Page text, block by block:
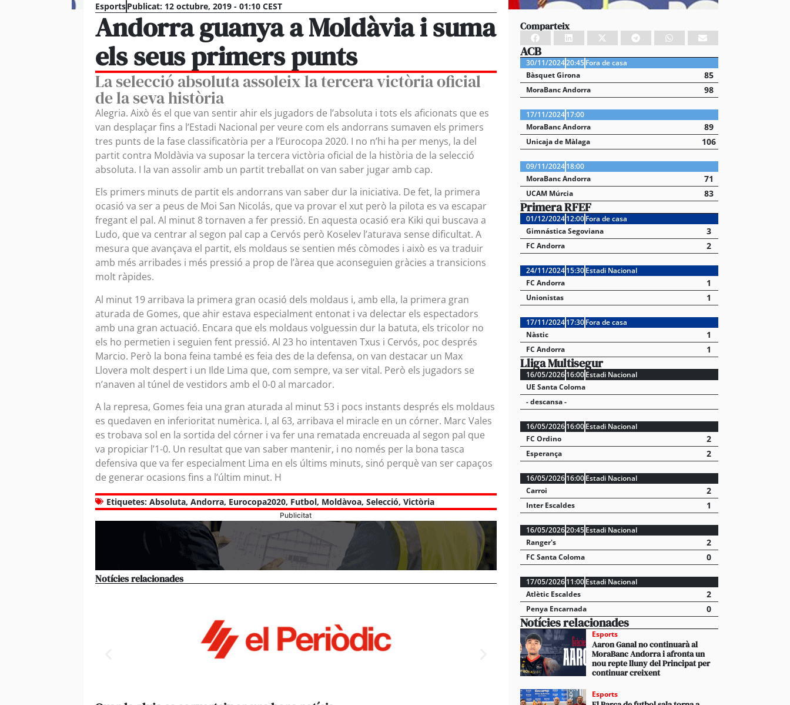
EsportsPublicat: 12 octubre, 2019 - 01:10 CEST
Andorra guanya a Moldàvia i suma
els seus primers punts
La selecció absoluta assoleix la tercera victòria oficial
de la seva història
Alegria. Això és el que van sentir ahir els jugadors de l’absoluta i tots els aficionats que es
van desplaçar fins a l’Estadi Nacional per veure com els andorrans sumaven els primers
tres punts de la fase classificatòria per a l’Eurocopa 2020. I no n’hi ha per menys, la del
partit contra Moldàvia va suposar la tercera victòria oficial de la història de la selecció
absoluta. I la van assolir amb un partit treballat on van saber jugar amb cap.
Els primers minuts de partit els andorrans van saber dur la iniciativa. De fet, la primera
ocasió va ser a peus de Moi San Nicolás, que va provar el xut però la pilota es va escapar
fregant el pal. Al minut 8 tornaven a fer pressió. En aquesta ocasió era Kiki qui buscava a
Ludo, que va centrar al segon pal cap a Cervós però Koselev l’aturava sense dificultat. A
mesura que avançava el partit, els moldaus se sentien més còmodes i això es va traduir
amb més arribades i més pressió a prop de l’àrea que aconseguien gràcies a transicions
molt ràpides.
Al minut 19 arribava la primera gran ocasió dels moldaus i, amb ella, la primera gran
aturada de Gomes, que ahir estava especialment entonat i va delectar els espectadors
amb una gran actuació. Encara que els moldaus volguessin dur la batuta, els tricolor no
els ho permetien i seguien fent pressió. Al 23 ho intentaven Txus i Cervós, poc després
Marcio. Però la bona feina també es feia des de la defensa, on van destacar un Max
Llovera molt despert i un Ilde Lima que, com sempre, va ser vital. Però els jugadors se
n’anaven al túnel de vestidors amb el 0-0 al marcador.
A la represa, Gomes feia una gran aturada al minut 53 i pocs instants després els moldaus
es quedaven en inferioritat numèrica. I, al 63, arribava el miracle en un córner. Marc Vales
es trobava sol en la sortida del córner i va fer una rematada encreuada al segon pal que
va propiciar l’1-0. Un resultat que van saber mantenir, i no només per la bona tasca
defensiva que va fer especialment Lima en els últims minuts, sinó perquè van ser capaços
de generar ocasions fins a l’últim minut. H
Etiquetes: Absoluta, Andorra, Eurocopa2020, Futbol, Moldàvoa, Selecció, Victòria
Publicitat
Notícies relacionades
Comparteix
ACB
30/11/202420:45 Fora de casa
Bàsquet Girona
85
MoraBanc Andorra 98
17/11/2024 17:00
MoraBanc Andorra
89
Unicaja de Màlaga 106
09/11/2024 18:00
MoraBanc Andorra
71
UCAM Múrcia 83
Primera RFEF
01/12/2024 12:00 Fora de casa
Gimnástica Segoviana
3
FC Andorra 2
24/11/2024 15:30 Estadi Nacional
FC Andorra
1
Unionistas 1
17/11/2024 17:30 Fora de casa
Nàstic
1
FC Andorra 1
Lliga Multisegur
16/05/2026 16:00 Estadi Nacional
UE Santa Coloma
- descansa -
16/05/2026 16:00 Estadi Nacional
FC Ordino
2
Esperança 2
16/05/2026 16:00 Estadi Nacional
Carroi
2
Inter Escaldes 1
16/05/202620:45 Estadi Nacional
Ranger's
2
FC Santa Coloma 0
17/05/2026 11:00 Estadi Nacional
Atlètic Escaldes
2
Penya Encarnada 0
Notícies relacionades
Esports
Aaron Ganal no continuarà al
MoraBanc Andorra i afronta un
nou repte lluny del Principat per
continuar creixent
Esports